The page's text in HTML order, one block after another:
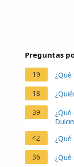
Preguntas
19
18
39
42
36